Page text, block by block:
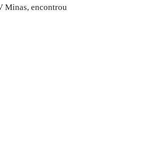
Minas, encontrou